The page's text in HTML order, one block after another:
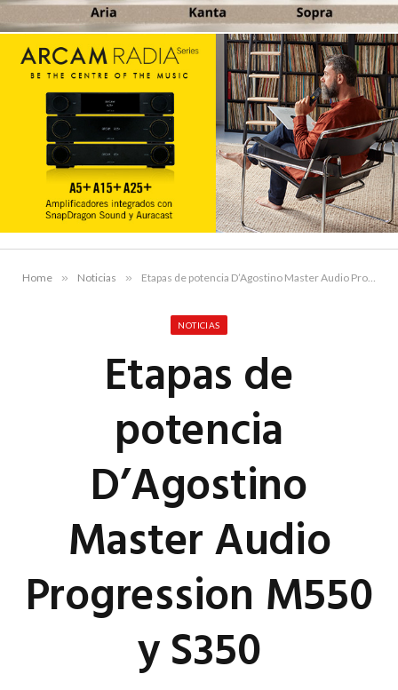
Home » Noticias » Etapas de potencia D’Agostino Master Audio Progression M550 y S350
NOTICIAS
Etapas de
potencia
D’Agostino
Master Audio
Progression M550
y S350